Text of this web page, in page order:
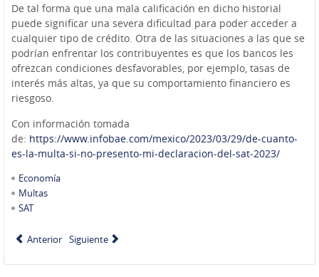
De tal forma que una mala calificación en dicho historial
puede significar una severa dificultad para poder acceder a
cualquier tipo de crédito. Otra de las situaciones a las que se
podrían enfrentar los contribuyentes es que los bancos les
ofrezcan condiciones desfavorables, por ejemplo, tasas de
interés más altas, ya que su comportamiento financiero es
riesgoso.
Con información tomada
de: https://www.infobae.com/mexico/2023/03/29/de-cuanto-
es-la-multa-si-no-presento-mi-declaracion-del-sat-2023/
Economía
Multas
SAT
Anterior Siguiente